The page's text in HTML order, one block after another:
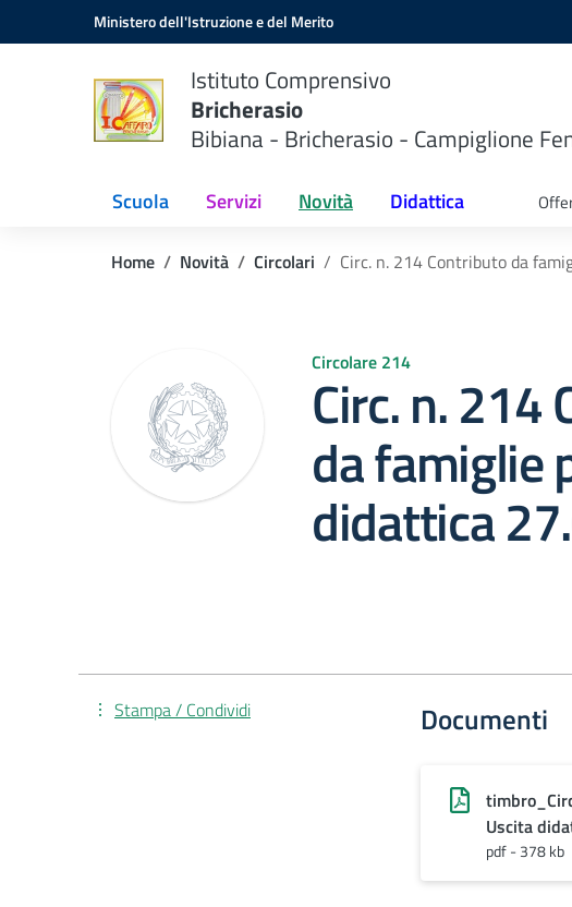
Vai ai contenuti
Vai al menu di navigazioneMinistero dell'Istruzione e del Merito
Istituto Comprensivo
Bricherasio
Bibiana - Bricherasio - Campiglione
Scuola Servizi Novità Didattica
Home Novità Circolari Circ. n. 214 Contributo da
Circolare 214
Circ. n. 214
da famiglie
didattica
Documenti
Uscita
pdf - 378 kb
Stampa / Condividi